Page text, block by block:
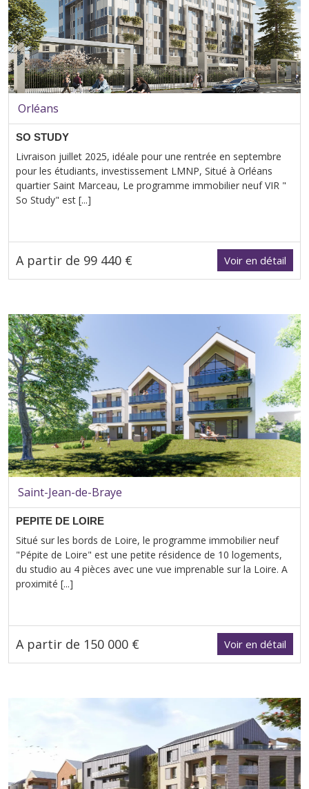
Orléans
SO STUDY
Livraison juillet 2025, idéale pour une rentrée en septembre
pour les étudiants, investissement LMNP, Situé à Orléans
quartier Saint Marceau, Le programme immobilier neuf VIR "
So Study" est [...]
A partir de 99 440 € Voir en détail
Saint-Jean-de-Braye
PEPITE DE LOIRE
Situé sur les bords de Loire, le programme immobilier neuf
"Pépite de Loire" est une petite résidence de 10 logements,
du studio au 4 pièces avec une vue imprenable sur la Loire. A
proximité [...]
A partir de 150 000 € Voir en détail